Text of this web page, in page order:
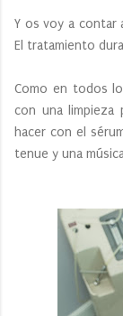
Y os voy a contar
El tratamiento
Como en todos
con una limpieza
hacer con el
tenue y una